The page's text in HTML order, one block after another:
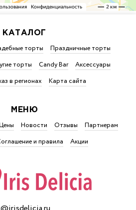
КАТАЛОГ
торты
Праздничные торты
торты Candy Bar
Аксессуары
в регионах
Карта сайта
МЕНЮ
Новости Отзывы
Партнерам
и правила Акции